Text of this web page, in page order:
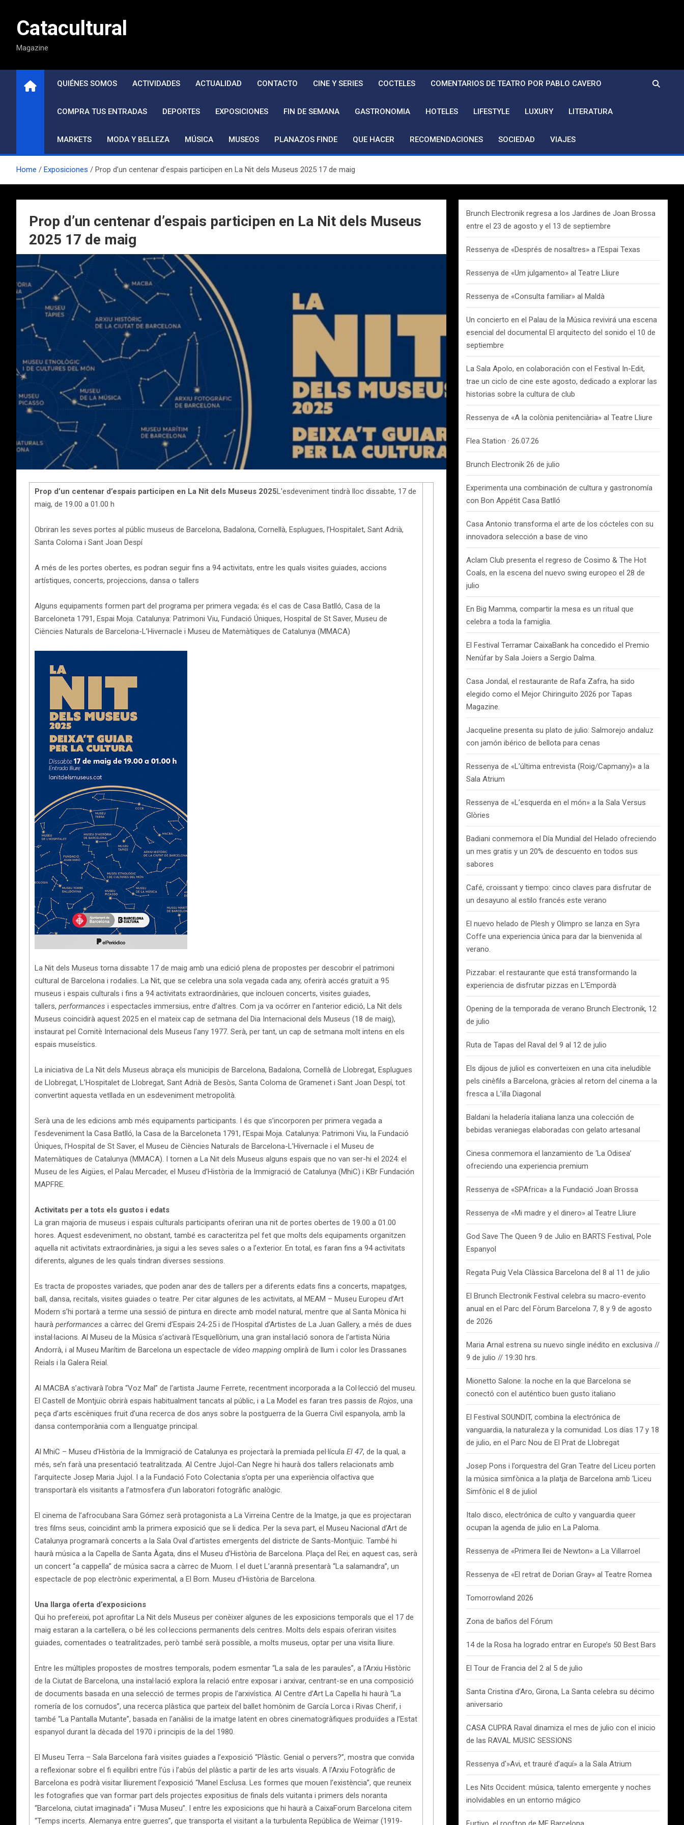
contenidoCatacultural
Magazine
QUIÉNES SOMOS ACTIVIDADES ACTUALIDAD CONTACTO CINE Y SERIES COCTELES COMENTARIOS DE TEATRO POR PABLO CAVERO
COMPRA TUS ENTRADAS DEPORTES EXPOSICIONES FIN DE SEMANA GASTRONOMIA HOTELES LIFESTYLE LUXURY LITERATURA
MARKETS MODA Y BELLEZA MÚSICA MUSEOS PLANAZOS FINDE QUE HACER RECOMENDACIONES SOCIEDAD VIAJES
Home Exposiciones Prop d’un centenar d’espais participen en La Nit dels Museus 2025 17 de maig
Prop d’un centenar d’espais participen en La Nit dels Museus
2025 17 de maig
Prop d’un centenar d’espais participen en La Nit dels Museus 2025L’esdeveniment tindrà lloc dissabte, 17 de
maig, de 19.00 a 01.00 h
Obriran les seves portes al públic museus de Barcelona, Badalona, Cornellà, Esplugues, l’Hospitalet, Sant Adrià,
Santa Coloma i Sant Joan Despí
A més de les portes obertes, es podran seguir fins a 94 activitats, entre les quals visites guiades, accions
artístiques, concerts, projeccions, dansa o tallers
Alguns equipaments formen part del programa per primera vegada; és el cas de Casa Batlló, Casa de la
Barceloneta 1791, Espai Moja. Catalunya: Patrimoni Viu, Fundació Úniques, Hospital de St Saver, Museu de
Ciències Naturals de Barcelona-L’Hivernacle i Museu de Matemàtiques de Catalunya (MMACA)
La Nit dels Museus torna dissabte 17 de maig amb una edició plena de propostes per descobrir el patrimoni
cultural de Barcelona i rodalies. La Nit, que se celebra una sola vegada cada any, oferirà accés gratuït a 95
museus i espais culturals i fins a 94 activitats extraordinàries, que inclouen concerts, visites guiades,
tallers, performances i espectacles immersius, entre d’altres. Com ja va ocórrer en l’anterior edició, La Nit dels
Museus coincidirà aquest 2025 en el mateix cap de setmana del Dia Internacional dels Museus (18 de maig),
instaurat pel Comitè Internacional dels Museus l’any 1977. Serà, per tant, un cap de setmana molt intens en els
espais museístics.
La iniciativa de La Nit dels Museus abraça els municipis de Barcelona, Badalona, Cornellà de Llobregat, Esplugues
de Llobregat, L’Hospitalet de Llobregat, Sant Adrià de Besòs, Santa Coloma de Gramenet i Sant Joan Despí, tot
convertint aquesta vetllada en un esdeveniment metropolità.
Serà una de les edicions amb més equipaments participants. I és que s’incorporen per primera vegada a
l’esdeveniment la Casa Batlló, la Casa de la Barceloneta 1791, l’Espai Moja. Catalunya: Patrimoni Viu, la Fundació
Úniques, l’Hospital de St Saver, el Museu de Ciències Naturals de Barcelona-L’Hivernacle i el Museu de
Matemàtiques de Catalunya (MMACA). I tornen a La Nit dels Museus alguns espais que no van ser-hi el 2024: el
Museu de les Aigües, el Palau Mercader, el Museu d’Història de la Immigració de Catalunya (MhiC) i KBr Fundación
MAPFRE.
Activitats per a tots els gustos i edats
La gran majoria de museus i espais culturals participants oferiran una nit de portes obertes de 19.00 a 01.00
hores. Aquest esdeveniment, no obstant, també es caracteritza pel fet que molts dels equipaments organitzen
aquella nit activitats extraordinàries, ja sigui a les seves sales o a l’exterior. En total, es faran fins a 94 activitats
diferents, algunes de les quals tindran diverses sessions.
Es tracta de propostes variades, que poden anar des de tallers per a diferents edats fins a concerts, mapatges,
ball, dansa, recitals, visites guiades o teatre. Per citar algunes de les activitats, al MEAM – Museu Europeu d’Art
Modern s’hi portarà a terme una sessió de pintura en directe amb model natural, mentre que al Santa Mònica hi
haurà performances a càrrec del Gremi d’Espais 24-25 i de l’Hospital d’Artistes de La Juan Gallery, a més de dues
instal·lacions. Al Museu de la Música s’activarà l’Esquellòrium, una gran instal·lació sonora de l’artista Núria
Andorrà, i al Museu Marítim de Barcelona un espectacle de vídeo mapping omplirà de llum i color les Drassanes
Reials i la Galera Reial.
Al MACBA s’activarà l’obra “Voz Mal” de l’artista Jaume Ferrete, recentment incorporada a la Col·lecció del museu.
El Castell de Montjuïc obrirà espais habitualment tancats al públic, i a La Model es faran tres passis de Rojos, una
peça d’arts escèniques fruit d’una recerca de dos anys sobre la postguerra de la Guerra Civil espanyola, amb la
dansa contemporània com a llenguatge principal.
Al MhiC – Museu d’Història de la Immigració de Catalunya es projectarà la premiada pel·lícula El 47, de la qual, a
més, se’n farà una presentació teatralitzada. Al Centre Jujol-Can Negre hi haurà dos tallers relacionats amb
l’arquitecte Josep Maria Jujol. I a la Fundació Foto Colectania s’opta per una experiència olfactiva que
transportarà els visitants a l’atmosfera d’un laboratori fotogràfic analògic.
El cinema de l’afrocubana Sara Gómez serà protagonista a La Virreina Centre de la Imatge, ja que es projectaran
tres films seus, coincidint amb la primera exposició que se li dedica. Per la seva part, el Museu Nacional d’Art de
Catalunya programarà concerts a la Sala Oval d’artistes emergents del districte de Sants-Montjuïc. També hi
haurà música a la Capella de Santa Àgata, dins el Museu d’Història de Barcelona. Plaça del Rei; en aquest cas, serà
un concert “a cappella” de música sacra a càrrec de Muom. I el duet L’arannà presentarà “La salamandra”, un
espectacle de pop electrònic experimental, a El Born. Museu d’Història de Barcelona.
Una llarga oferta d’exposicions
Qui ho prefereixi, pot aprofitar La Nit dels Museus per conèixer algunes de les exposicions temporals que el 17 de
maig estaran a la cartellera, o bé les col·leccions permanents dels centres. Molts dels espais oferiran visites
guiades, comentades o teatralitzades, però també serà possible, a molts museus, optar per una visita lliure.
Entre les múltiples propostes de mostres temporals, podem esmentar “La sala de les paraules”, a l’Arxiu Històric
de la Ciutat de Barcelona, una instal·lació explora la relació entre exposar i arxivar, centrant-se en una composició
de documents basada en una selecció de termes propis de l’arxivística. Al Centre d’Art La Capella hi haurà “La
romería de los cornudos”, una recerca plàstica que parteix del ballet homònim de García Lorca i Rivas Cherif, i
també “La Pantalla Mutante”, basada en l’anàlisi de la imatge latent en obres cinematogràfiques produïdes a l’Estat
espanyol durant la dècada del 1970 i principis de la del 1980.
El Museu Terra – Sala Barcelona farà visites guiades a l’exposició “Plàstic. Genial o pervers?”, mostra que convida
a reflexionar sobre el fi equilibri entre l’ús i l’abús del plàstic a partir de les arts visuals. A l’Arxiu Fotogràfic de
Barcelona es podrà visitar lliurement l’exposició “Manel Esclusa. Les formes que mouen l’existència”, que reuneix
les fotografies que van formar part dels projectes expositius de finals dels vuitanta i primers dels noranta
“Barcelona, ciutat imaginada” i “Musa Museu”. I entre les exposicions que hi haurà a CaixaForum Barcelona citem
“Temps incerts. Alemanya entre guerres”, que transporta el visitant a la turbulenta República de Weimar (1919-
Brunch Electronik regresa a los Jardines de Joan Brossa
entre el 23 de agosto y el 13 de septiembre
Ressenya de «Després de nosaltres» a l’Espai Texas
Ressenya de «Um julgamento» al Teatre Lliure
Ressenya de «Consulta familiar» al Maldà
Un concierto en el Palau de la Música revivirá una escena
esencial del documental El arquitecto del sonido el 10 de
septiembre
La Sala Apolo, en colaboración con el Festival In-Edit,
trae un ciclo de cine este agosto, dedicado a explorar las
historias sobre la cultura de club
Ressenya de «A la colònia penitenciària» al Teatre Lliure
Flea Station · 26.07.26
Brunch Electronik 26 de julio
Experimenta una combinación de cultura y gastronomía
con Bon Appétit Casa Batlló
Casa Antonio transforma el arte de los cócteles con su
innovadora selección a base de vino
Aclam Club presenta el regreso de Cosimo & The Hot
Coals, en la escena del nuevo swing europeo el 28 de
julio
En Big Mamma, compartir la mesa es un ritual que
celebra a toda la famiglia.
El Festival Terramar CaixaBank ha concedido el Premio
Nenúfar by Sala Joiers a Sergio Dalma.
Casa Jondal, el restaurante de Rafa Zafra, ha sido
elegido como el Mejor Chiringuito 2026 por Tapas
Magazine.
Jacqueline presenta su plato de julio: Salmorejo andaluz
con jamón ibérico de bellota para cenas
Ressenya de «L’última entrevista (Roig/Capmany)» a la
Sala Atrium
Ressenya de «L’esquerda en el món» a la Sala Versus
Glòries
Badiani conmemora el Día Mundial del Helado ofreciendo
un mes gratis y un 20% de descuento en todos sus
sabores
Café, croissant y tiempo: cinco claves para disfrutar de
un desayuno al estilo francés este verano
El nuevo helado de Plesh y Olimpro se lanza en Syra
Coffe una experiencia única para dar la bienvenida al
verano.
Pizzabar: el restaurante que está transformando la
experiencia de disfrutar pizzas en L’Empordà
Opening de la temporada de verano Brunch Electronik, 12
de julio
Ruta de Tapas del Raval del 9 al 12 de julio
Els dijous de juliol es converteixen en una cita ineludible
pels cinèfils a Barcelona, gràcies al retorn del cinema a la
fresca a L’illa Diagonal
Baldani la heladería italiana lanza una colección de
bebidas veraniegas elaboradas con gelato artesanal
Cinesa conmemora el lanzamiento de ‘La Odisea’
ofreciendo una experiencia premium
Ressenya de «SPAfrica» a la Fundació Joan Brossa
Ressenya de «Mi madre y el dinero» al Teatre Lliure
God Save The Queen 9 de Julio en BARTS Festival, Pole
Espanyol
Regata Puig Vela Clàssica Barcelona del 8 al 11 de julio
El Brunch Electronik Festival celebra su macro-evento
anual en el Parc del Fòrum Barcelona 7, 8 y 9 de agosto
de 2026
Maria Arnal estrena su nuevo single inédito en exclusiva //
9 de julio // 19:30 hrs.
Mionetto Salone: la noche en la que Barcelona se
conectó con el auténtico buen gusto italiano
El Festival SOUNDIT, combina la electrónica de
vanguardia, la naturaleza y la comunidad. Los días 17 y 18
de julio, en el Parc Nou de El Prat de Llobregat
Josep Pons i l’orquestra del Gran Teatre del Liceu porten
la música simfònica a la platja de Barcelona amb ‘Liceu
Simfònic el 8 de juliol
Italo disco, electrónica de culto y vanguardia queer
ocupan la agenda de julio en La Paloma.
Ressenya de «Primera llei de Newton» a La Villarroel
Ressenya de «El retrat de Dorian Gray» al Teatre Romea
Tomorrowland 2026
Zona de baños del Fórum
14 de la Rosa ha logrado entrar en Europe’s 50 Best Bars
El Tour de Francia del 2 al 5 de julio
Santa Cristina d’Aro, Girona, La Santa celebra su décimo
aniversario
CASA CUPRA Raval dinamiza el mes de julio con el inicio
de las RAVAL MUSIC SESSIONS
Ressenya d'»Avi, et trauré d’aquí» a la Sala Atrium
Les Nits Occident: música, talento emergente y noches
inolvidables en un entorno mágico